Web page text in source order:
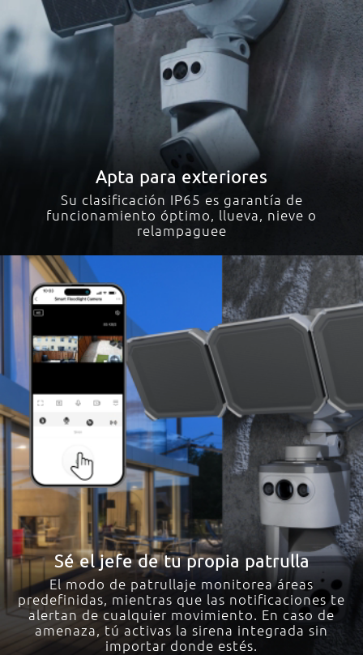
Apta para exteriores
Su clasificación IP65 es garantía de
funcionamiento óptimo, llueva, nieve o
relampaguee
Sé el jefe de tu propia patrulla
El modo de patrullaje monitorea áreas
predefinidas, mientras que las notificaciones te
alertan de cualquier movimiento. En caso de
amenaza, tú activas la sirena integrada sin
importar donde estés.